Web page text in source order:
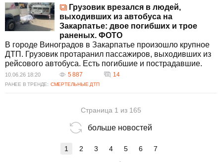
Грузовик врезался в людей,
выходивших из автобуса на
Закарпатье: двое погибших и трое
раненых. ФОТО
В городе Виноградов в Закарпатье произошло крупное
ДТП. Грузовик протаранил пассажиров, выходивших из
рейсового автобуса. Есть погибшие и пострадавшие.
10.06.26 18:20 5 887 14
РАНЕЕ В ТРЕНДЕ: СМЕРТЕЛЬНЫЕ ДТП
Страница 1 из 165
больше новостей
1 2 3 4 5 6 7